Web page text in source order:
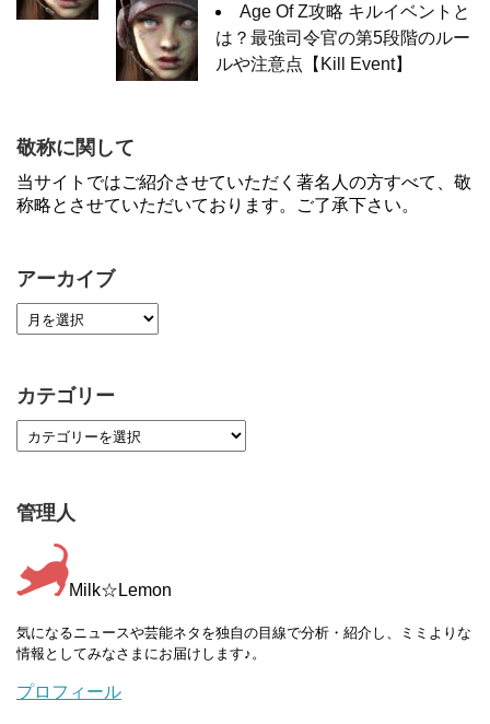
Age Of Z攻略 キルイベントと
は？最強司令官の第5段階のルー
ルや注意点【Kill Event】
敬称に関して
当サイトではご紹介させていただく著名人の方すべて、敬
称略とさせていただいております。ご了承下さい。
アーカイブ
カテゴリー
管理人
Milk☆Lemon
気になるニュースや芸能ネタを独自の目線で分析・紹介し、ミミよりな
情報としてみなさまにお届けします♪。
プロフィール